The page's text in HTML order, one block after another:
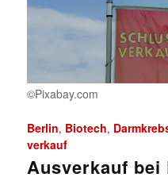
©Pixabay.com
Berlin, Biotech,
verkauf
Ausverkauf bei